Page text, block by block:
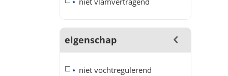
eigenschap
niet vochtregulerend